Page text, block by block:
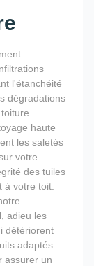
l'étanchéité
dégradations
haute
les saletés
votre
des tuiles
votre toit.
adieu les
détériorent
adaptés
assurer un